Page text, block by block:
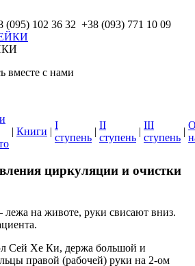
(095) 102 36 32 +38 (093) 771 10 09
вместе с нами
| Книги |
I
ступень
|
II
ступень
|
III
ступень
|
циркуляции и очистки
на животе, руки свисают вниз.
Сей Хе Ки, держа большой и
правой (рабочей) руки на 2-ом